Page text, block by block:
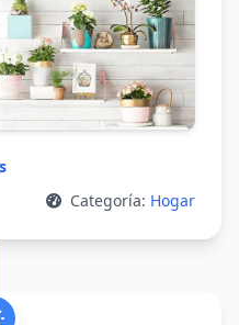
Categoría: Hogar